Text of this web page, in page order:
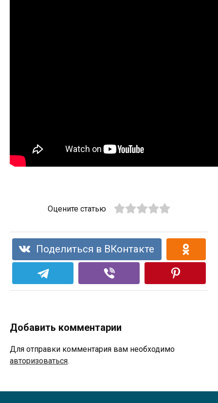
Оцените статью
Поделиться в ВКонтакте
Добавить комментарии
Для отправки комментария вам необходимо
авторизоваться.